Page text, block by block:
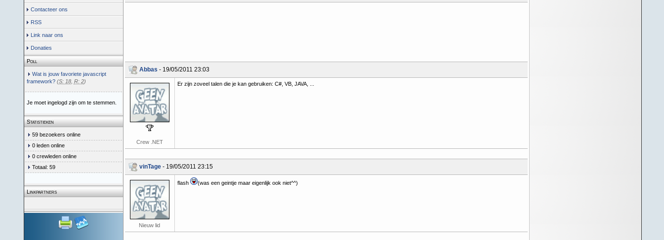
Contacteer ons
RSS
Link naar ons
Donaties
Poll
Wat is jouw favoriete javascript
framework? (S: 18, R: 2)
Je moet ingelogd zijn om te stemmen.
Statistieken
59 bezoekers online
0 leden online
0 crewleden online
Totaal: 59
Linkpartners
Abbas - 19/05/2011 23:03
Crew .NET
Er zijn zoveel talen die je kan gebruiken: C#, VB, JAVA, ...
vinTage- 19/05/2011 23:15
Nieuw lid
flash (was een geintje maar eigenlijk ook niet^^)